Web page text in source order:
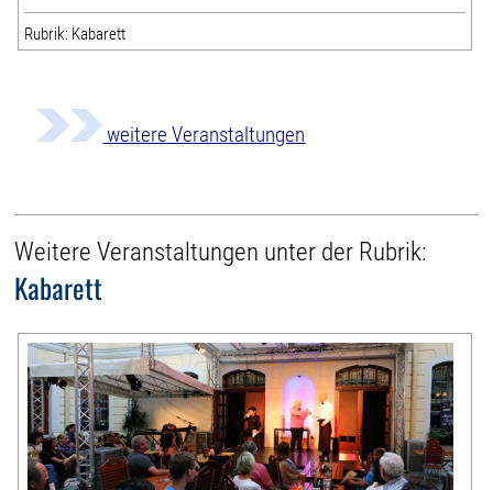
Rubrik: Kabarett
weitere Veranstaltungen
Weitere Veranstaltungen unter der Rubrik:
Kabarett